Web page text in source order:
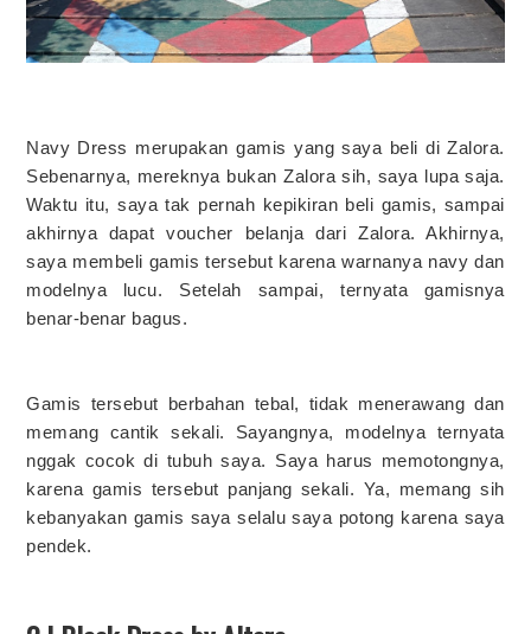
Navy Dress merupakan gamis yang saya beli di Zalora.
Sebenarnya, mereknya bukan Zalora sih, saya lupa saja.
Waktu itu, saya tak pernah kepikiran beli gamis, sampai
akhirnya dapat voucher belanja dari Zalora. Akhirnya,
saya membeli gamis tersebut karena warnanya navy dan
modelnya lucu. Setelah sampai, ternyata gamisnya
benar-benar bagus.
Gamis tersebut berbahan tebal, tidak menerawang dan
memang cantik sekali. Sayangnya, modelnya ternyata
nggak cocok di tubuh saya. Saya harus memotongnya,
karena gamis tersebut panjang sekali. Ya, memang sih
kebanyakan gamis saya selalu saya potong karena saya
pendek.